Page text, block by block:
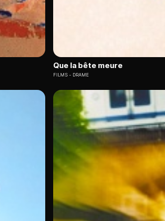
Que la bête meure
FILMS DRAME